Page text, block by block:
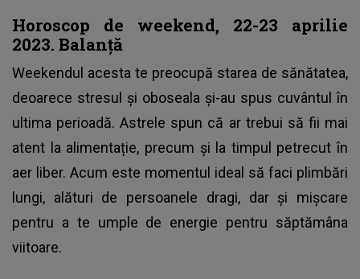
Horoscop de weekend, 22-23 aprilie
2023. Balanță
Weekendul acesta te preocupă starea de sănătatea,
deoarece stresul și oboseala și-au spus cuvântul în
ultima perioadă. Astrele spun că ar trebui să fii mai
atent la alimentație, precum și la timpul petrecut în
aer liber. Acum este momentul ideal să faci plimbări
lungi, alături de persoanele dragi, dar și mișcare
pentru a te umple de energie pentru săptămâna
viitoare.